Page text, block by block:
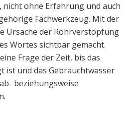
ohne Erfahrung und auch
Fachwerkzeug. Mit der
Ursache der Rohrverstopfung
Wortes sichtbar gemacht.
Frage der Zeit, bis das
ist und das Gebrauchtwasser
beziehungsweise